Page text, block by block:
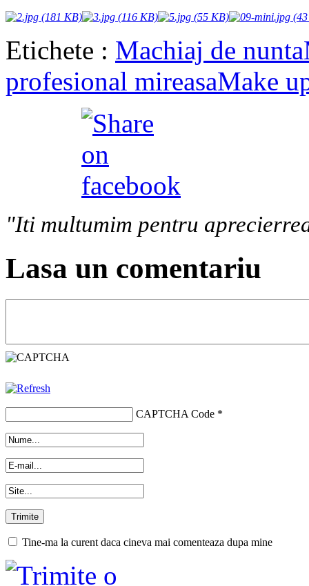
Etichete : Machiaj de nunta
profesional mireasaMake
"Iti multumim pentru
Lasa un comentariu
CAPTCHA Code *
Tine-ma la curent daca cineva mai comenteaza dupa mine